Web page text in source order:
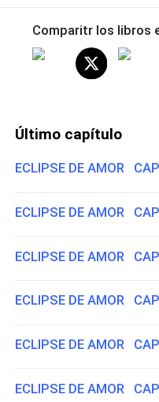
Comparitr los libros
Último capítulo
ECLIPSE DE AMOR
ECLIPSE DE AMOR
ECLIPSE DE AMOR
ECLIPSE DE AMOR
ECLIPSE DE AMOR
ECLIPSE DE AMOR